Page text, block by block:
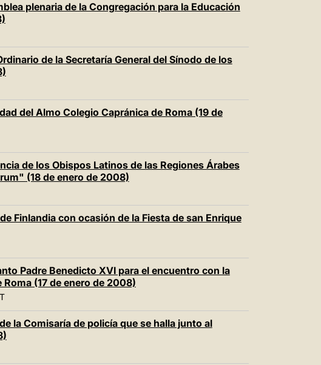
plenaria de la Congregación para la Educación
de la Secretaría General del Sínodo de los
del Almo Colegio Capránica de Roma (19 de
de los Obispos Latinos de las Regiones Árabes
(18 de enero de 2008)
Finlandia con ocasión de la Fiesta de san Enrique
Padre Benedicto XVI para el encuentro con la
(17 de enero de 2008)
la Comisaría de policía que se halla junto al